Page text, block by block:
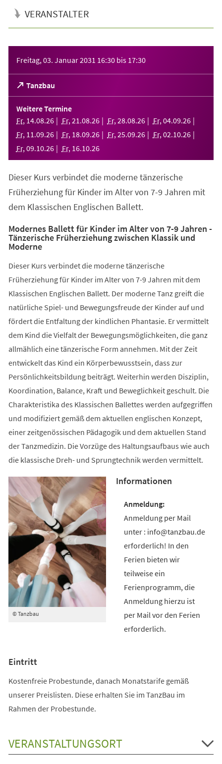
VERANSTALTER
Freitag, 03. Januar 2031 16:30 bis 17:30
Tanzbau
(Öffnet
in
einem
neuen
Tab)
Weitere Termine
Fr, 14.08.26 Fr, 21 .08.26 Fr, 28.08.26 Fr, 04.09.26
Fr, 11 .09.26 Fr, 18.09.26 Fr, 25.09.26 Fr, 02.10.26
Fr, 09.10.26 Fr, 16.10.26
Dieser Kurs verbindet die moderne tänzerische
Früherziehung für Kinder im Alter von 7-9 Jahren mit
dem Klassischen Englischen Ballett.
Modernes Ballett für Kinder im Alter von 7-9 Jahren -
Tänzerische Früherziehung zwischen Klassik und
Moderne
Dieser Kurs verbindet die moderne tänzerische
Früherziehung für Kinder im Alter von 7-9 Jahren mit dem
Klassischen Englischen Ballett. Der moderne Tanz greift die
natürliche Spiel- und Bewegungsfreude der Kinder auf und
fördert die Entfaltung der kindlichen Phantasie. Er vermittelt
dem Kind die Vielfalt der Bewegungsmöglichkeiten, die ganz
allmählich eine tänzerische Form annehmen. Mit der Zeit
entwickelt das Kind ein Körperbewusstsein, dass zur
Persönlichkeitsbildung beiträgt. Weiterhin werden Disziplin,
Koordination, Balance, Kraft und Beweglichkeit geschult. Die
Charakteristika des Klassischen Ballettes werden aufgegriffen
und modifiziert gemäß dem aktuellen englischen Konzept,
einer zeitgenössischen Pädagogik und dem aktuellen Stand
der Tanzmedizin. Die Vorzüge des Haltungsaufbaus wie auch
die klassische Dreh- und Sprungtechnik werden vermittelt.
© Tanzbau
Informationen
Anmeldung per Mail
unter : info@tanzbau.de
erforderlich! In den
Ferien bieten wir
teilweise ein
Ferienprogramm, die
Anmeldung hierzu ist
per Mail vor den Ferien
erforderlich.
Eintritt
Kostenfreie Probestunde, danach Monatstarife gemäß
unserer Preislisten. Diese erhalten Sie im TanzBau im
Rahmen der Probestunde.
VERANSTALTUNGSORT